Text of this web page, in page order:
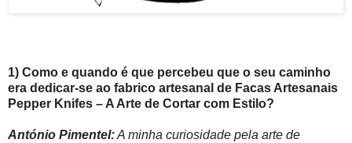
1) Como e quando é que percebeu que o seu caminho
era dedicar-se ao fabrico artesanal de Facas Artesanais
Pepper Knifes – A Arte de Cortar com Estilo?
António Pimentel:A minha curiosidade pela arte de